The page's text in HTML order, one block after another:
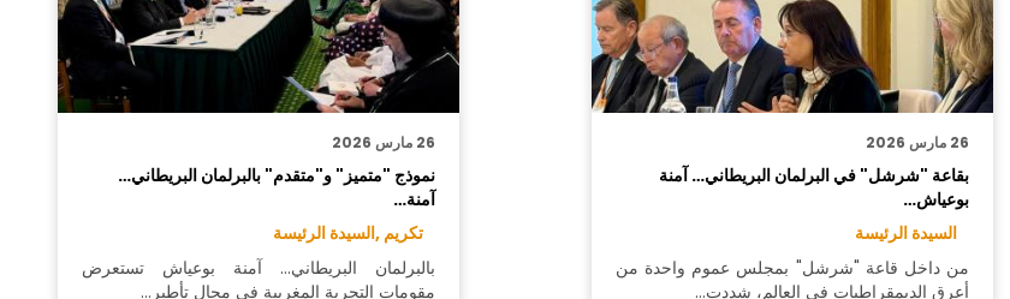
26 مارس 2026
بقاعة "شرشل" في البرلمان البريطاني… آمنة
بوعياش…
السيدة الرئيسة
من داخل قاعة "شرشل" بمجلس عموم واحدة من
أعرق الديمقراطيات في العالم، شددت…
26 مارس 2026
نموذج "متميز" و"متقدم" بالبرلمان البريطاني…
آمنة…
تكريم ,السيدة الرئيسة
بالبرلمان البريطاني… آمنة بوعياش تستعرض
مقومات التجربة المغربية في مجال تأطير…